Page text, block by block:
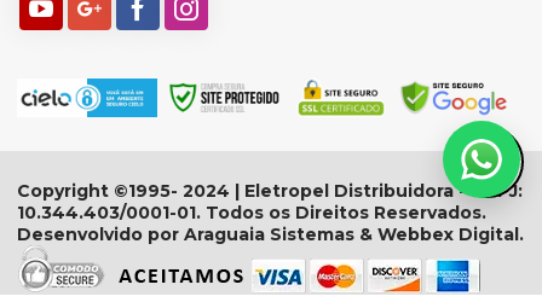
Copyright ©1995- 2024 | Eletropel Distribuidora - CNPJ:
10.344.403/0001-01. Todos os Direitos Reservados.
Desenvolvido por Araguaia Sistemas & Webbex Digital.